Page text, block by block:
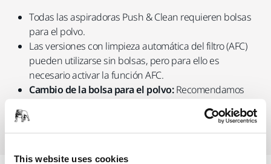
This website uses cookies
Todas las aspiradoras Push & Clean requieren bolsas
para el polvo.
Las versiones con limpieza automática del filtro (AFC)
pueden utilizarse sin bolsas, pero para ello es
necesario activar la función AFC.
Cambio de la bolsa para el polvo:Recomendamos
Sugerimos que lo haga de forma diaria, semanal o